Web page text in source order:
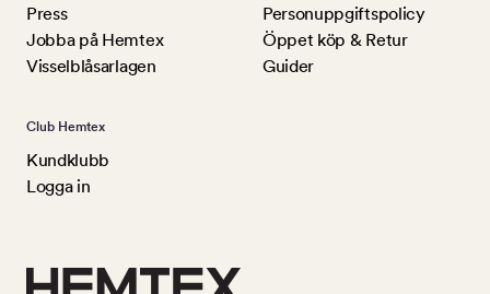
Press
Jobba på Hemtex
Visselblåsarlagen
Personuppgiftspolicy
Öppet köp & Retur
Guider
Club Hemtex
Kundklubb
Logga in